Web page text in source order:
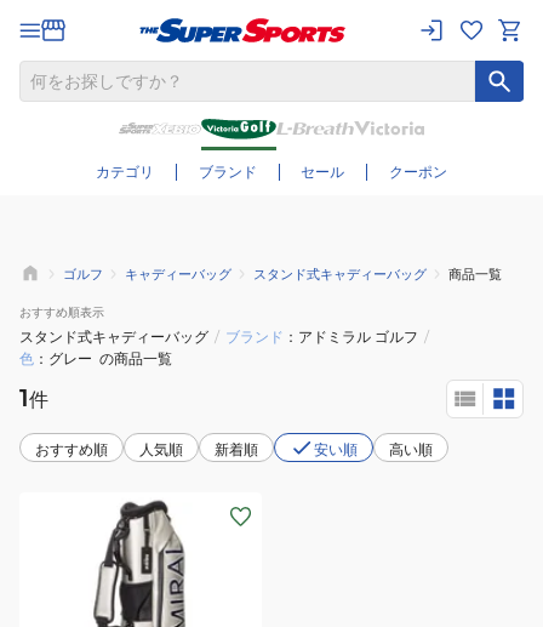
カテゴリ ブランド セール クーポン
さらに絞り込む
ゴルフ キャディーバッグ スタンド式キャディーバッグ 商品一覧
おすすめ順表示
スタンド式キャディーバッグ / ブランド アドミラル ゴルフ /
色
グレー の商品一覧
1件
おすすめ順 人気順 新着順 安い順 高い順